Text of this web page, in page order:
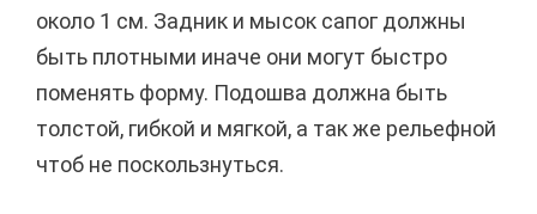
около 1 см. Задник и мысок сапог должны
быть плотными иначе они могут быстро
поменять форму. Подошва должна быть
толстой, гибкой и мягкой, а так же рельефной
чтоб не поскользнуться.